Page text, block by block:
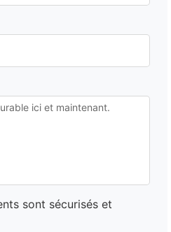
sont sécurisés et